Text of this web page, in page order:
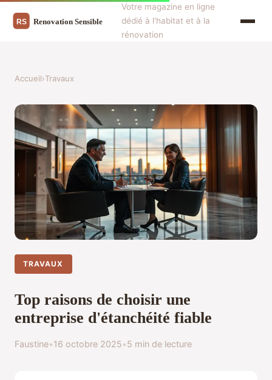
Votre magazine en ligne
dédié à l'habitat et à la
rénovation
Accueil›Travaux
TRAVAUX
Top raisons de choisir une
entreprise d'étanchéité fiable
Faustine•16 octobre 2025•5 min de lecture